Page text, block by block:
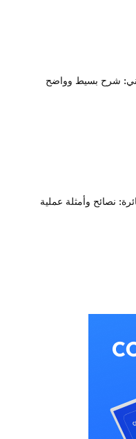
شرح بسيط وواضح
نصائح وأمثلة عملية